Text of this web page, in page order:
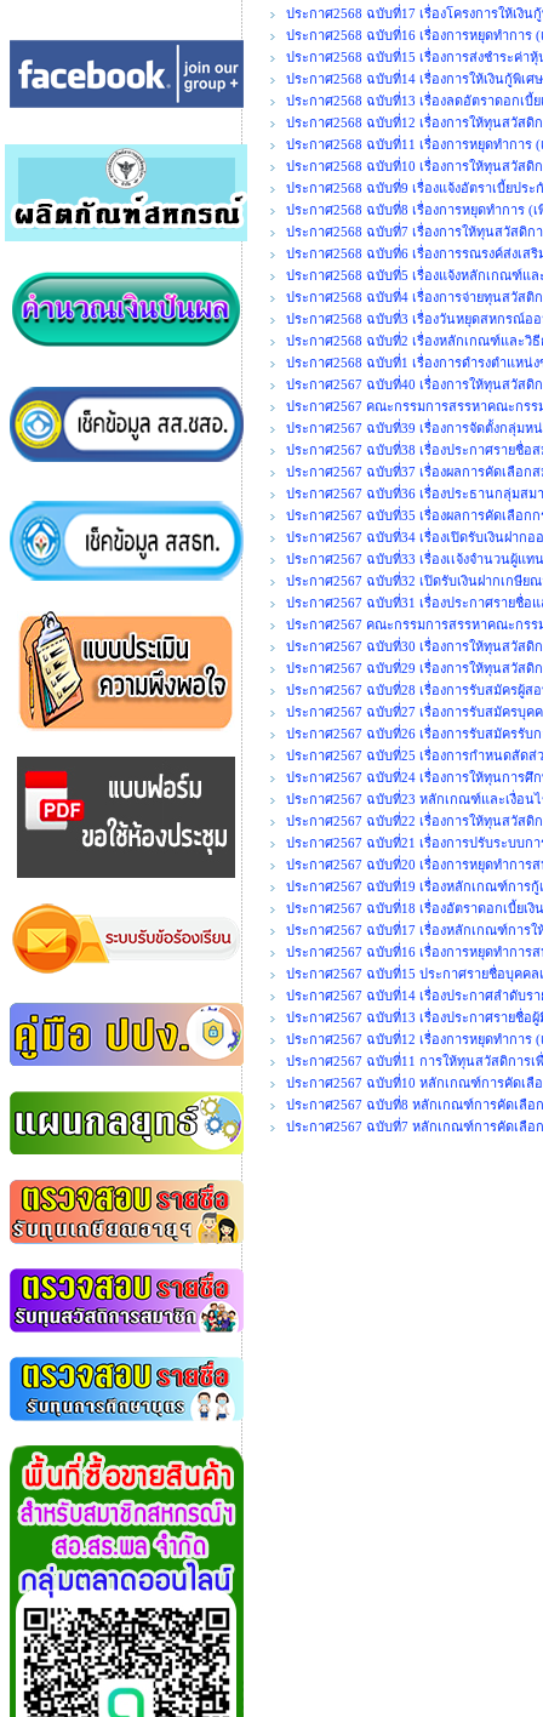
ประกาศ2568 ฉบับที่17 เรื่องโครงการให้เงิน
ประกาศ2568 ฉบับที่16 เรื่องการหยุดทำการ (
ประกาศ2568 ฉบับที่15 เรื่องการส่งชำระค่า
ประกาศ2568 ฉบับที่14 เรื่องการให้เงินกู้พิเ
ประกาศ2568 ฉบับที่13 เรื่องลดอัตราดอกเบี้
ประกาศ2568 ฉบับที่12 เรื่องการให้ทุนสวัสดิ
ประกาศ2568 ฉบับที่11 เรื่องการหยุดทำการ (
ประกาศ2568 ฉบับที่10 เรื่องการให้ทุนสวัสดิ
ประกาศ2568 ฉบับที่9 เรื่องแจ้งอัตราเบี้ยปร
ประกาศ2568 ฉบับที่8 เรื่องการหยุดทำการ (เ
ประกาศ2568 ฉบับที่7 เรื่องการให้ทุนสวัสดิก
ประกาศ2568 ฉบับที่6 เรื่องการรณรงค์ส่งเส
ประกาศ2568 ฉบับที่5 เรื่องแจ้งหลักเกณฑ์แ
ประกาศ2568 ฉบับที่4 เรื่องการจ่ายทุนสวัสติ
ประกาศ2568 ฉบับที่3 เรื่องวันหยุดสหกรณ์
ประกาศ2568 ฉบับที่2 เรื่องหลักเกณฑ์และวิ
ประกาศ2568 ฉบับที่1 เรื่องการดำรงตำแห
ประกาศ2567 ฉบับที่40 เรื่องการให้ทุนสวัสดิ
ประกาศ2567 คณะกรรมการสรรหาคณะกรร
ประกาศ2567 ฉบับที่39 เรื่องการจัดตั้งกลุ่มห
ประกาศ2567 ฉบับที่38 เรื่องประกาศรายชื่อ
ประกาศ2567 ฉบับที่37 เรื่องผลการคัดเลือก
ประกาศ2567 ฉบับที่36 เรื่องประธานกลุ่มสม
ประกาศ2567 ฉบับที่35 เรื่องผลการคัดเลือก
ประกาศ2567 ฉบับที่34 เรื่องเปิดรับเงินฝาก
ประกาศ2567 ฉบับที่33 เรื่องเเจ้งจำนวนผู้แ
ประกาศ2567 ฉบับที่32 เปิดรับเงินฝากเกษีย
ประกาศ2567 ฉบับที่31 เรื่องประกาศรายชื่อ
ประกาศ2567 คณะกรรมการสรรหาคณะกรร
ประกาศ2567 ฉบับที่30 เรื่องการให้ทุนสวัส
ประกาศ2567 ฉบับที่29 เรื่องการให้ทุนสวัส
ประกาศ2567 ฉบับที่28 เรื่องการรับสมัครผู้ส
ประกาศ2567 ฉบับที่27 เรื่องการรับสมัครบุ
ประกาศ2567 ฉบับที่26 เรื่องการรับสมัครรับ
ประกาศ2567 ฉบับที่25 เรื่องการกำหนดสัด
ประกาศ2567 ฉบับที่24 เรื่องการให้ทุนการศึ
ประกาศ2567 ฉบับที่23 หลักเกณฑ์และเงื่อน
ประกาศ2567 ฉบับที่22 เรื่องการให้ทุนสวัสดิ
ประกาศ2567 ฉบับที่21 เรื่องการปรับระบบ
ประกาศ2567 ฉบับที่20 เรื่องการหยุดทำการ
ประกาศ2567 ฉบับที่19 เรื่องหลักเกณฑ์การ
ประกาศ2567 ฉบับที่18 เรื่องอัตราดอกเบี้ยเ
ประกาศ2567 ฉบับที่17 เรื่องหลักเกณฑ์การ
ประกาศ2567 ฉบับที่16 เรื่องการหยุดทำการ
ประกาศ2567 ฉบับที่15 ประกาศรายชื่อบุคค
ประกาศ2567 ฉบับที่14 เรื่องประกาศลำดับ
ประกาศ2567 ฉบับที่13 เรื่องประกาศรายชื่อ
ประกาศ2567 ฉบับที่12 เรื่องการหยุดทำการ (
ประกาศ2567 ฉบับที่11 การให้ทุนสวัสดิการ
ประกาศ2567 ฉบับที่10 หลักเกณฑ์การคัดเลื
ประกาศ2567 ฉบับที่8 หลักเกณฑ์การคัดเลือ
ประกาศ2567 ฉบับที่7 หลักเกณฑ์การคัดเลือ